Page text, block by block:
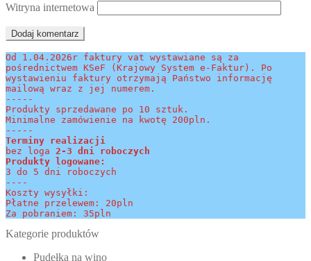
Witryna internetowa
Od 1.04.2026r faktury vat wystawiane są za
pośrednictwem KSeF (Krajowy System e-Faktur). Po
wystawieniu faktury otrzymają Państwo informację
mailową wraz z jej numerem.
-----
Produkty sprzedawane po 10 sztuk.
Minimalne zamówienie na kwotę 200pln.
-----
Terminy realizacji
bez loga 2-3 dni roboczych
Produkty logowane:
3 do 5 dni roboczych
----
Koszty wysyłki:
Płatne przelewem: 20pln
Za pobraniem: 35pln
Kategorie produktów
Pudełka na wino